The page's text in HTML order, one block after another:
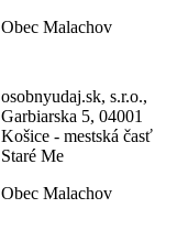
Obec Malachov
osobnyudaj.sk, s.r.o.,
Garbiarska 5, 04001
Košice - mestská časť
Staré Me
Obec Malachov